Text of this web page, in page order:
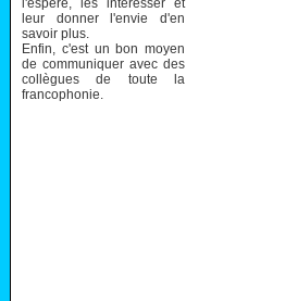
l'espère, les intéresser et
leur donner l'envie d'en
savoir plus.
Enfin, c'est un bon moyen
de communiquer avec des
collègues de toute la
francophonie.